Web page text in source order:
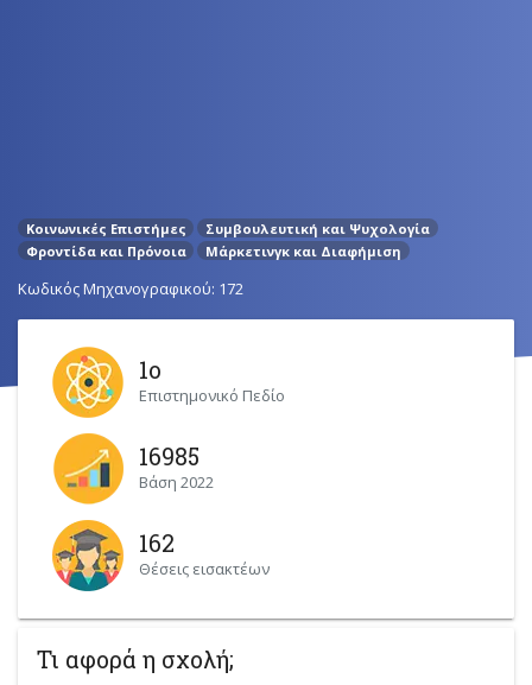
Κοινωνικές Επιστήμες
Συμβουλευτική και Ψυχολογία
Φροντίδα και Πρόνοια
Μάρκετινγκ και Διαφήμιση
Κωδικός Μηχανογραφικού: 172
1ο
Επιστημονικό Πεδίο
16985
Βάση 2022
162
Θέσεις εισακτέων
Τι αφορά η σχολή;